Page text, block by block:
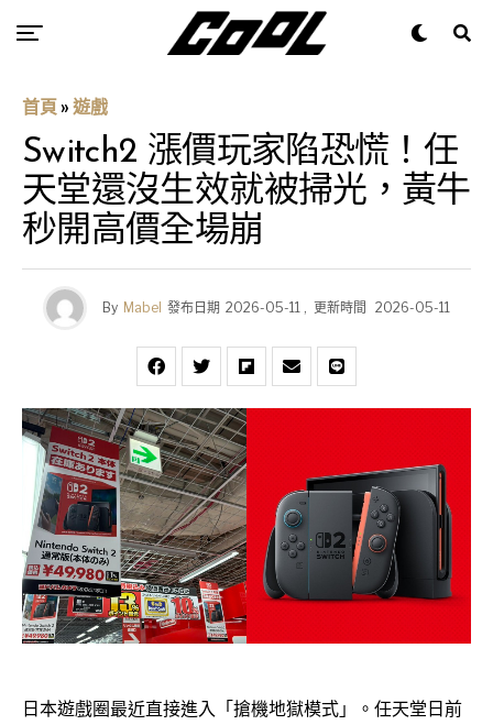
首頁 » 遊戲
Switch2 漲價玩家陷恐慌！任
天堂還沒生效就被掃光，黃牛
秒開高價全場崩
By Mabel 發布日期 2026-05-11 , 更新時間 2026-05-11
日本遊戲圈最近直接進入「搶機地獄模式」。任天堂日前